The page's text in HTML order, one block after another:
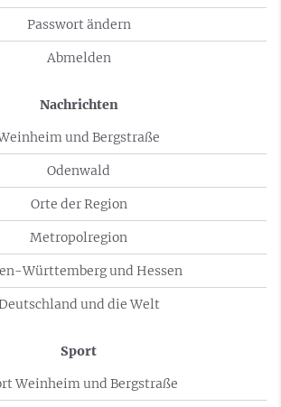
Passwort ändern
Abmelden
Nachrichten
und Bergstraße
Odenwald
Orte der Region
Metropolregion
Württemberg und Hessen
und die Welt
Sport
Weinheim und Bergstraße